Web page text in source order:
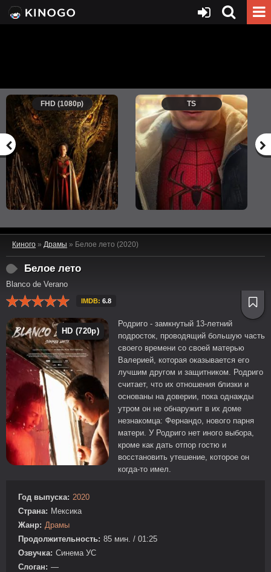
FHD (1080p) TS
Киного » Драмы » Белое лето (2020)
Белое лето
Blanco de Verano
IMDB: 6.8
HD (720p)
Родриго - замкнутый 13-летний
подросток, проводящий большую часть
своего времени со своей матерью
Валерией, которая оказывается его
лучшим другом и защитником. Родриго
считает, что их отношения близки и
основаны на доверии, пока однажды
утром он не обнаружит в их доме
незнакомца: Фернандо, нового парня
матери. У Родриго нет иного выбора,
кроме как дать отпор гостю и
восстановить утешение, которое он
когда-то имел.
Год выпуска: 2020
Страна: Мексика
Жанр: Драмы
Продолжительность: 85 мин. / 01:25
Озвучка: Синема УС
Слоган: —